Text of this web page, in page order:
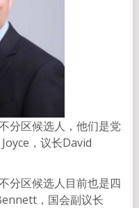
分区候选人，他们是党
，议长David
区候选人目前也是四
，国会副议长